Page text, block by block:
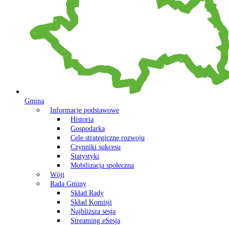
Gmina
Informacje podstawowe
Historia
Gospodarka
Cele strategiczne rozwoju
Czynniki sukcesu
Statystyki
Mobilizacja społeczna
Wójt
Rada Gminy
Skład Rady
Skład Komisji
Najbliższa sesja
Streaming eSesja